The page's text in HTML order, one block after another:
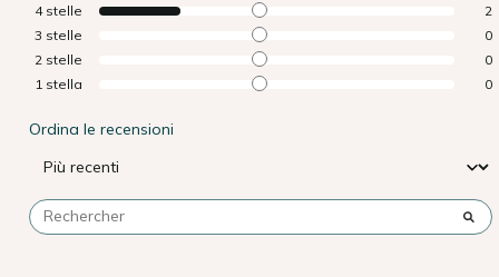
4 stelle
2
3 stelle
0
2 stelle
0
1 stella 0
Ordina le recensioni